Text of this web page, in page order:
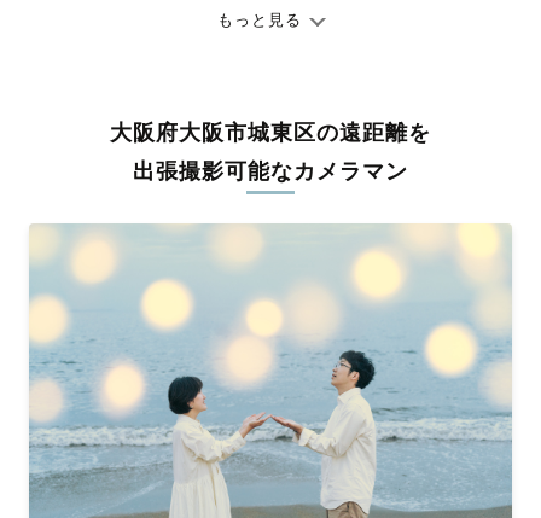
ありのままの空気感を大切に、何十年経っても見返したくなるよ
料金は全国どこでも一律。わかりやすく安心の価格設定です。オ
リジナルの研修と厳正な審査に合格し、撮影技術やホスピタリテ
ィを身につけたプロのカメラマンが全国47都道府県に在籍してい
丁寧なレタッチで思い出を美しく仕上げます
撮影後は、独自の編集技術で写真の明るさや色合いを丁寧に調
整。自然な雰囲気を残しつつも、おしゃれで洗練された仕上がり
に。きっと「こんな写真を撮ってほしかった！」と思える一枚に
出会えます。まずは、ラブグラフの 撮影事例 をご覧ください。
もっと見る
大阪府大阪市城東区の遠距離を
出張撮影可能なカメラマン